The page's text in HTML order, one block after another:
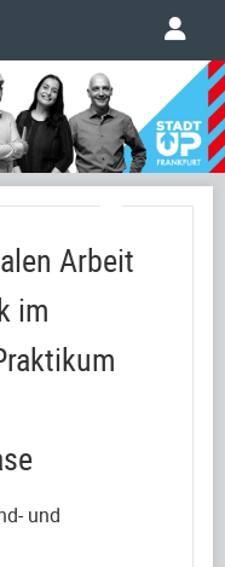
Arbeit
im
und